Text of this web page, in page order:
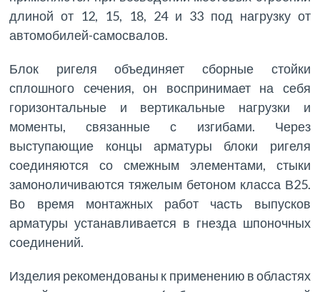
длиной от 12, 15, 18, 24 и 33 под нагрузку от
автомобилей-самосвалов.
Блок ригеля объединяет сборные стойки
сплошного сечения, он воспринимает на себя
горизонтальные и вертикальные нагрузки и
моменты, связанные с изгибами. Через
выступающие концы арматуры блоки ригеля
соединяются со смежным элементами, стыки
замоноличиваются тяжелым бетоном класса В25.
Во время монтажных работ часть выпусков
арматуры устанавливается в гнезда шпоночных
соединений.
Изделия рекомендованы к применению в областях